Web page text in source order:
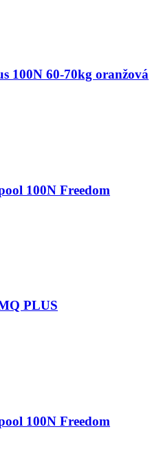
100N 60-70kg oranžová
100N Freedom
PLUS
100N Freedom